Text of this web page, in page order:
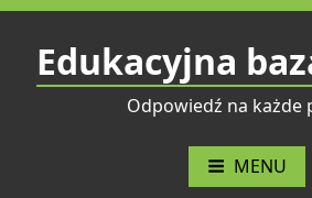
Przejdź
treściEdukacyjna
Odpowiedź na każde
MENU